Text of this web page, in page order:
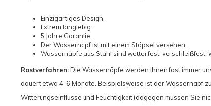
Einzigartiges Design.
Extrem langlebig.
5 Jahre Garantie.
Der Wassernapf ist mit einem Stöpsel versehen.
Wassernäpfe aus Stahl sind wetterfest, verschleißfest,
Rostverfahren:Die Wassernäpfe werden Ihnen fast immer
dauert etwa 4-6 Monate. Beispielsweise ist der Wassernapf
Witterungseinflüsse und Feuchtigkeit (dagegen müssen Sie